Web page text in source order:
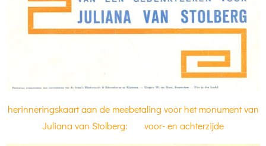
herinneringskaart aan de meebetaling voor het monument van
Juliana van Stolberg: voor- en achterzijde